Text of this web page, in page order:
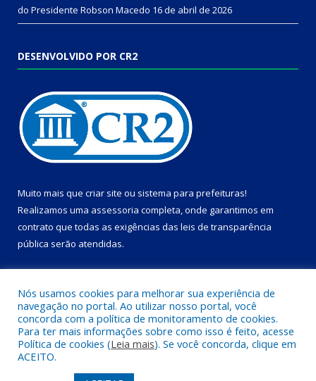
do Presidente Robson Macedo 16 de abril de 2026
DESENVOLVIDO POR CR2
Muito mais que criar site ou sistema para prefeituras!
Realizamos uma assessoria completa, onde garantimos em
contrato que todas as exigências das leis de transparência
pública serão atendidas.
Todos os direitos reservados a Câmara Municipal de Dom Eliseu.
Nós usamos cookies para melhorar sua experiência de
navegação no portal. Ao utilizar nosso portal, você
concorda com a política de monitoramento de cookies.
Para ter mais informações sobre como isso é feito, acesse
Política de cookies (Leia mais). Se você concorda, clique em
ACEITO.